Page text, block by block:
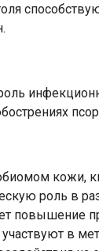
кожи,
роль в
повышение
в